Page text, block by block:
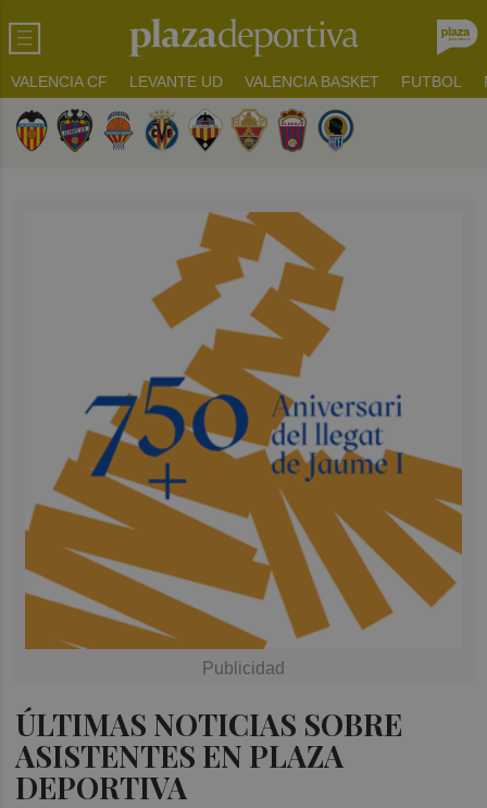
VALENCIA CF LEVANTE UD VALENCIA BASKET FUTBOL
ÚLTIMAS NOTICIAS SOBRE
ASISTENTES EN PLAZA
DEPORTIVA